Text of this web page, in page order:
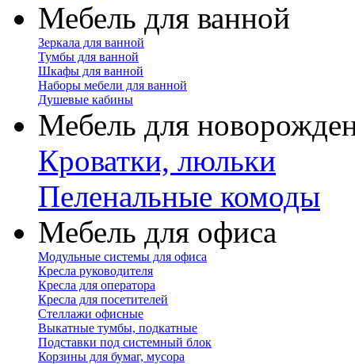
Мебель для ванной
Зеркала для ванной
Тумбы для ванной
Шкафы для ванной
Наборы мебели для ванной
Душевые кабины
Мебель для
Кроватки, люльки
Пеленальные комоды
Мебель для офиса
Модульные системы для офиса
Кресла руководителя
Кресла для оператора
Кресла для посетителей
Стеллажи офисные
Выкатные тумбы, подкатные
Подставки под системный блок
Корзины для бумаг, мусора